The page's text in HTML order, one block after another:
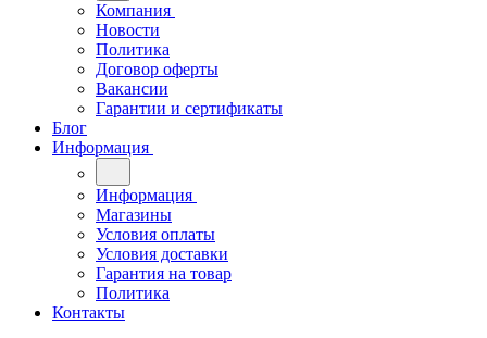
Компания
Новости
Политика
Договор оферты
Вакансии
Гарантии и сертификаты
Блог
Информация
Информация
Магазины
Условия оплаты
Условия доставки
Гарантия на товар
Политика
Контакты